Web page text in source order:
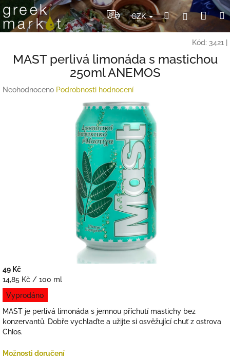
na
obsah
CZK HledatPřihlášení
Kód: 3421
MAST perlivá limonáda s mastichou
250ml ANEMOS
Průměrné
Neohodnoceno Podrobnosti hodnocení
49 Kč
Měrná
cena:
14,85 Kč / 100 ml
Vyprodáno
MAST je perlivá limonáda s jemnou příchutí mastichy bez
konzervantů. Dobře vychlaďte a užijte si osvěžující chuť z ostrova
Chios.
Možnosti doručení